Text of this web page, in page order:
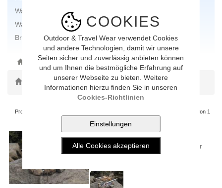
COOKIES
Outdoor & Travel Wear verwendet Cookies
und andere Technologien, damit wir unsere
Seiten sicher und zuverlässig anbieten können
und um Ihnen die bestmögliche Erfahrung auf
unserer Webseite zu bieten. Weitere
Informationen hierzu finden Sie in unseren
Cookies-Richtlinien
Wasseraufbereitung
Wasseraufbewahrung
Brennstoffe
ONLINE-SHOP AUSRÜSTUNG OUTDOOR KÜCHE
Brändi Toggle Dropdown
Produkte pro Seite Site 1 von 1
UCO MINIGRILL 'GRILLIPUT' S
Ein Grill der Sonderklasse. Kann für
sich in Anspruch nehmen, ...